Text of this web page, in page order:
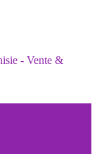
- Vente &